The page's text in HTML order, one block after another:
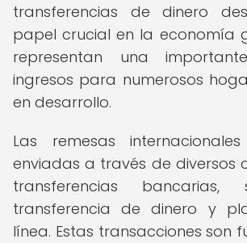
transferencias de dinero
papel crucial en la economía
representan una
ingresos para numerosos
en desarrollo.
Las remesas
enviadas a través de diversos
transferencias bancarias,
transferencia de dinero y
línea. Estas transacciones son